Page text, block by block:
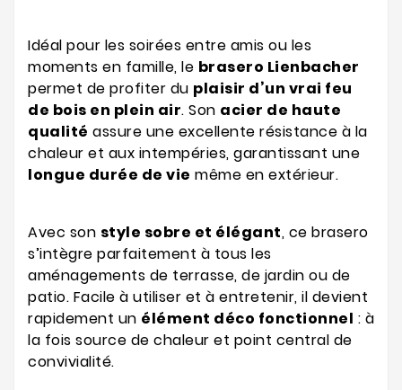
Idéal pour les soirées entre amis ou les
moments en famille, le brasero Lienbacher
permet de profiter du plaisir d’un vrai feu
de bois en plein air. Son acier de haute
qualité assure une excellente résistance à la
chaleur et aux intempéries, garantissant une
longue durée de vie même en extérieur.
Avec son style sobre et élégant, ce brasero
s’intègre parfaitement à tous les
aménagements de terrasse, de jardin ou de
patio. Facile à utiliser et à entretenir, il devient
rapidement un élément déco fonctionnel : à
la fois source de chaleur et point central de
convivialité.